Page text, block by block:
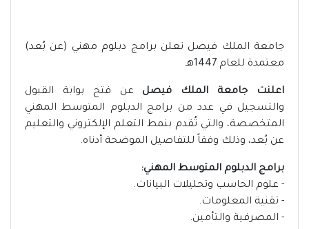
جامعة الملك فيصل تعلن برامج دبلوم مهني (عن بُعد)
معتمدة للعام 1447هـ
اعلنت جامعة الملك فيصل عن فتح بوابة القبول
والتسجيل في عدد من برامج الدبلوم المتوسط المهني
المتخصصة، والتي تُقدم بنمط التعلم الإلكتروني والتعليم
عن بُعد، وذلك وفقاً للتفاصيل الموضحة أدناه.
برامج الدبلوم المتوسط المهني:
- علوم الحاسب وتحليلات البيانات.
- تقنية المعلومات.
- المصرفية والتأمين.